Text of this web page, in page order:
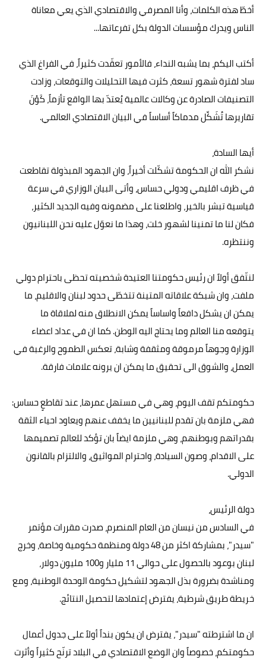
أخطّ هذه الكلمات، وأنا المصرفي والاقتصادي الذي يعي معاناة
الناس ويدرك مؤسسات الدولة بكل تفرعاتها...
أكتب اليكم، بما يشبه النداء، فالأمور تعقّدت كثيراً، في الفراغ الذي
ساد لفترة شهور تسعة، كثرت فيها التحليلات والتوقعات، وزادت
التصنيفات الصادرة عن وكالات عالمية يُعتدّ بها الواقع تأزماً، كَوْنَ
تقاريرها تُشَكِّل مدماكاً أساساً في البيان الاقتصادي العالمي.
أيها السادة،
نشكر الله ان الحكومة تشكّلت أخيراً، وان الجهود المبذولة تقاطعت
في ظرف اقليمي ودولي حساس، وأتى البيان الوزاري في سرعة
قياسية تبشر بالخير، واطلعنا على مضمونه وفيه الجديد الكثير،
فكان لنا ما تمنينا لشهور خلت، وهذا ما نعوّل عليه نحن اللبنانيون
وننتظره.
لنتّفق أولاً ان رئيس حكومتنا العتيدة شخصيته تحظى باحترام دولي
ملفت، وان شبكة علاقاته المتينة تتخطّى حدود لبنان والاقليم، ما
يمكن ان يشكل دافعاً واساساً يمكن الانطلاق منه لملاقاة ما
يتوقعه منا العالم وما يحتاج اليه الوطن. كما ان في عداد اعضاء
الوزارة وجوهاً مرموقة ومثقفة وشابة، تعكس الطموح والرغبة في
العمل، والشوق الى تحقيق ما يمكن ان يرونه علامات فارقة.
حكومتكم تقف اليوم، وهي في مستهل عمرها، عند تقاطعٍ حساس:
فهي ملزمة بان تقدم للبنانيين ما يخفف عنهم ويعاود احياء الثقة
بقدراتهم وبوطنهم، وهي ملزمة ايضاً بان تؤكد للعالم تصميمها
على الاقدام، وصون السيادة، واحترام المواثيق، والالتزام بالقانون
الدولي.
دولة الرئيس،
في السادس من نيسان من العام المنصرم، صدرت مقررات مؤتمر
"سيدر"، بمشاركة اكثر من 48 دولة ومنظمة حكومية وخاصة، وخرج
لبنان بوعود بالحصول على حوالي 11 مليار و100 مليون دولار،
ومناشدة بضرورة بذل الجهود لتشكيل حكومة الوحدة الوطنية، ومع
خريطة طريق شرطية، يفترض إعتمادها لتحصيل النتائج.
ان ما اشترطته "سيدر"، يفترض ان يكون بنداً أولاً على جدول أعمال
حكومتكم، خصوصاً وان الوضع الاقتصادي في البلاد ترنّح كثيراً وأثرت